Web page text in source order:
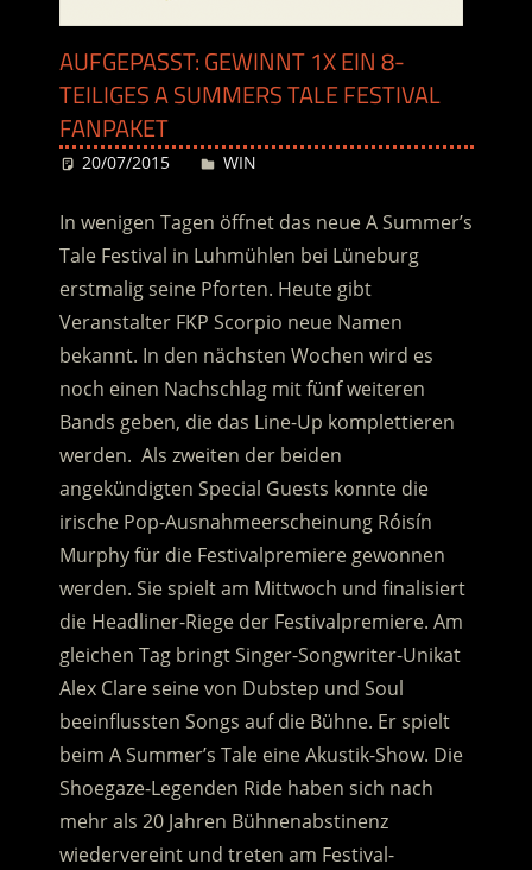
AUFGEPASST: GEWINNT 1X EIN 8-
TEILIGES A SUMMERS TALE FESTIVAL
FANPAKET
20/07/2015 Desiree
WIN
In wenigen Tagen öffnet das neue A Summer’s
Tale Festival in Luhmühlen bei Lüneburg
erstmalig seine Pforten. Heute gibt
Veranstalter FKP Scorpio neue Namen
bekannt. In den nächsten Wochen wird es
noch einen Nachschlag mit fünf weiteren
Bands geben, die das Line-Up komplettieren
werden. Als zweiten der beiden
angekündigten Special Guests konnte die
irische Pop-Ausnahmeerscheinung Róisín
Murphy für die Festivalpremiere gewonnen
werden. Sie spielt am Mittwoch und finalisiert
die Headliner-Riege der Festivalpremiere. Am
gleichen Tag bringt Singer-Songwriter-Unikat
Alex Clare seine von Dubstep und Soul
beeinflussten Songs auf die Bühne. Er spielt
beim A Summer’s Tale eine Akustik-Show. Die
Shoegaze-Legenden Ride haben sich nach
mehr als 20 Jahren Bühnenabstinenz
wiedervereint und treten am Festival-